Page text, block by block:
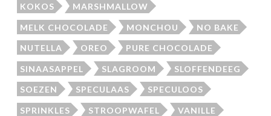
KOKOS MARSHMALLOW
MELK CHOCOLADE MONCHOU NO BAKE
NUTELLA OREO PURE CHOCOLADE
SINAASAPPEL SLAGROOM SLOFFENDEEG
SOEZEN SPECULAAS SPECULOOS
SPRINKLES STROOPWAFEL VANILLE